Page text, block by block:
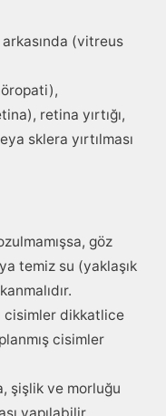
(vitreus
retina yırtığı,
sklera yırtılması
göz
temiz su (yaklaşık
cisimler dikkatlice
cisimler
şişlik ve morluğu
yapılabilir.